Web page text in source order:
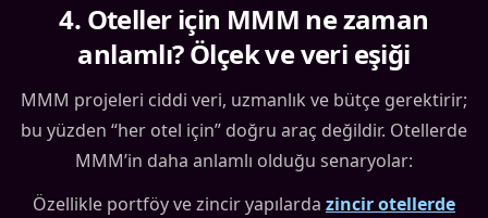
4. Oteller için MMM ne zaman
anlamlı? Ölçek ve veri eşiği
MMM projeleri ciddi veri, uzmanlık ve bütçe gerektirir;
bu yüzden “her otel için” doğru araç değildir. Otellerde
MMM’in daha anlamlı olduğu senaryolar:
Özellikle portföy ve zincir yapılarda zincir otellerde